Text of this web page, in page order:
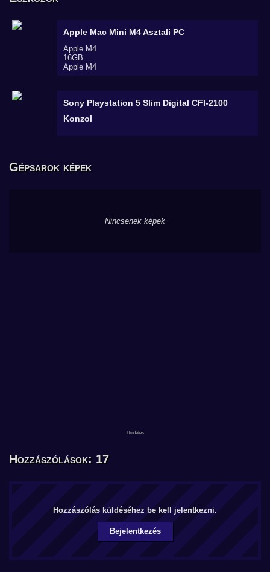
Apple Mac Mini M4Asztali PC
Apple M4
16GB
Apple M4
Sony Playstation 5 Slim Digital CFI-2100
Konzol
Gépsarok képek
Nincsenek képek
Hozzászólások: 17
Hozzászólás küldéséhez be kell jelentkezni.
Bejelentkezés